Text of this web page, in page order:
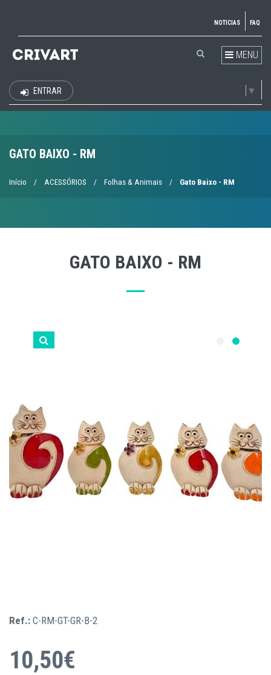
NOTICIAS FAQ
MENU
▼
ENTRAR
GATO BAIXO - RM
Início / ACESSÓRIOS / Folhas & Animais / Gato Baixo - RM
GATO BAIXO - RM
Ref.: C-RM-GT-GR-B-2
10,50€